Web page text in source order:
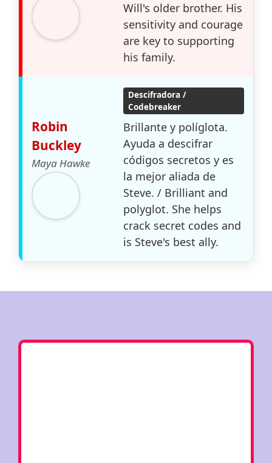
Will's older brother. His
sensitivity and courage
are key to supporting
his family.
Robin
Buckley
Maya Hawke
Descifradora /
Codebreaker
Brillante y políglota.
Ayuda a descifrar
códigos secretos y es
la mejor aliada de
Steve. / Brilliant and
polyglot. She helps
crack secret codes and
is Steve's best ally.